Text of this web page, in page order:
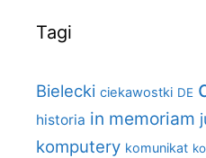
Tagi
Bielecki ciekawostki DE
historia in memoriam
komputery komunikat